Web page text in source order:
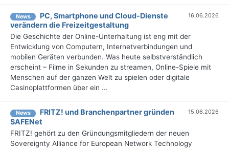
News
PC, Smartphone und Cloud-Dienste
verändern die Freizeitgestaltung
16.06.2026
Die Geschichte der Online-Unterhaltung ist eng mit der
Entwicklung von Computern, Internetverbindungen und
mobilen Geräten verbunden. Was heute selbstverständlich
erscheint – Filme in Sekunden zu streamen, Online-Spiele mit
Menschen auf der ganzen Welt zu spielen oder digitale
Casinoplattformen über ein ...
News
FRITZ! und Branchenpartner gründen
SAFENet
15.06.2026
FRITZ! gehört zu den Gründungsmitgliedern der neuen
Sovereignty Alliance for European Network Technology